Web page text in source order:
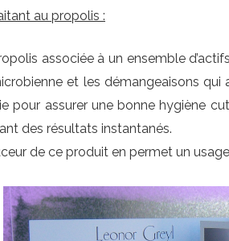
au propolis :
associée à un ensemble
et les démangeaisons qui
pour assurer une bonne hygiène
des résultats instantanés.
de ce produit en permet un